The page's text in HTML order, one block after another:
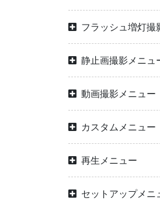
フラッシュ増灯撮
静止画撮影メニュ
動画撮影メニュー
カスタムメニュー
再生メニュー
セットアップメニ